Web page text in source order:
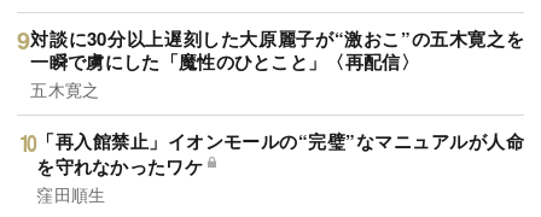
対談に30分以上遅刻した大原麗子が“激おこ”の五木寛之を
一瞬で虜にした「魔性のひとこと」〈再配信〉
五木寛之
「再入館禁止」イオンモールの“完璧”なマニュアルが人命
を守れなかったワケ
窪田順生